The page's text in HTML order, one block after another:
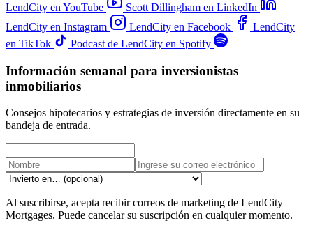
LendCity en YouTube
Scott Dillingham en LinkedIn
LendCity en Instagram
LendCity en Facebook
LendCity
en TikTok
Podcast de LendCity en Spotify
Información semanal para inversionistas
inmobiliarios
Consejos hipotecarios y estrategias de inversión directamente en su
bandeja de entrada.
Al suscribirse, acepta recibir correos de marketing de LendCity
Mortgages. Puede cancelar su suscripción en cualquier momento.